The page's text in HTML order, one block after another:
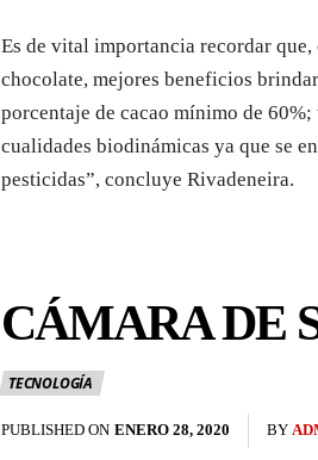
Es de vital importancia recordar que,
chocolate, mejores beneficios
porcentaje de cacao mínimo de
cualidades biodinámicas ya que se
pesticidas”, concluye Rivadeneira.